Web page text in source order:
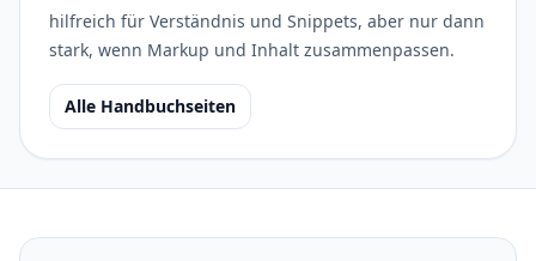
hilfreich für Verständnis und Snippets, aber nur dann
stark, wenn Markup und Inhalt zusammenpassen.
Alle Handbuchseiten